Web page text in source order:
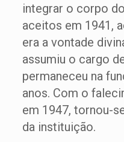
integrar o corpo
aceitos em 1941,
era a vontade
assumiu o cargo
permaneceu na
anos. Com o
em 1947, tornou-
da instituição.